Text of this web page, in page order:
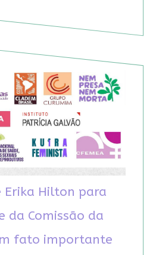
Erika Hilton para
da Comissão da
fato importante